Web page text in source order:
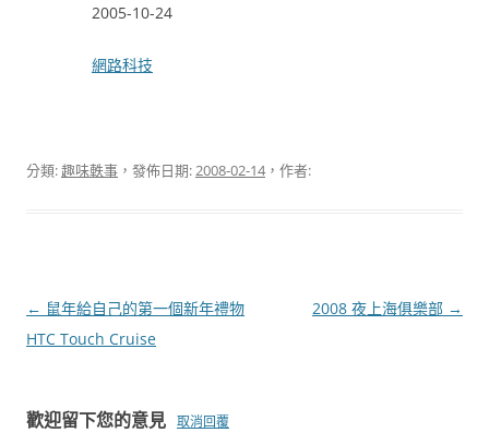
日期
2005-10-24
關於
網路科技
分類:趣味軼事 ，發佈日期:2008-02-14，作者:
文
章
← 鼠年給自己的第一個新年禮物
HTC Touch Cruise
2008 夜上海俱樂部 →
歡迎留下您的意見 取消回覆